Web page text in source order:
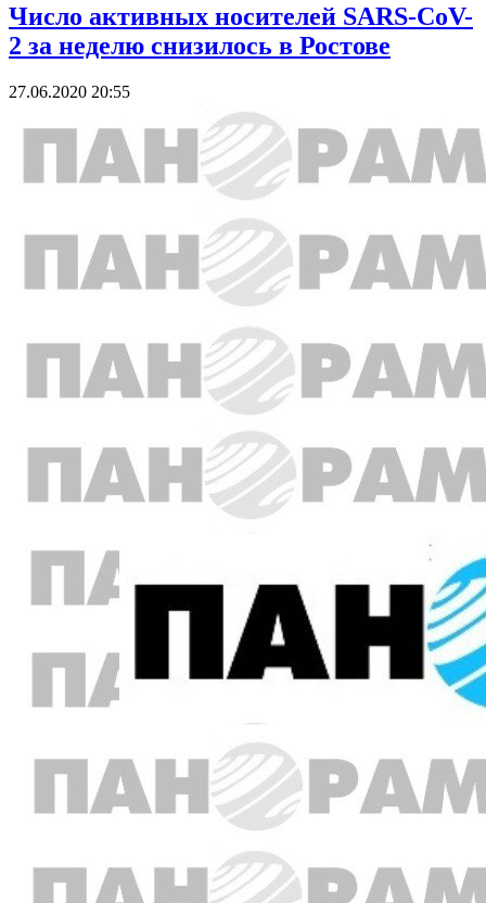
Число активных носителей SARS-CoV-
2 за неделю снизилось в Ростове
27.06.2020 20:55